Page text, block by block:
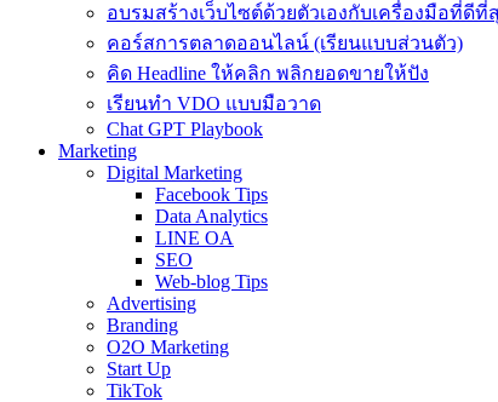
อบรมสร้างเว็บไซต์ด้วยตัวเองกับเครื่องมือที่ดีที่สุ
คอร์สการตลาดออนไลน์ (เรียนแบบส่วนตัว)
คิด Headline ให้คลิก พลิกยอดขายให้ปัง
เรียนทำ VDO แบบมือวาด
Chat GPT Playbook
Marketing
Digital Marketing
Facebook Tips
Data Analytics
LINE OA
SEO
Web-blog Tips
Advertising
Branding
O2O Marketing
Start Up
TikTok